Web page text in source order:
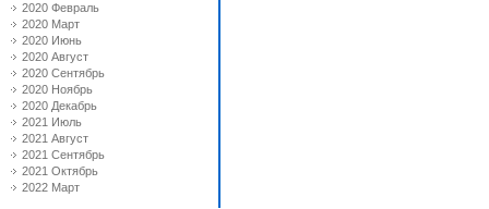
2020 Февраль
2020 Март
2020 Июнь
2020 Август
2020 Сентябрь
2020 Ноябрь
2020 Декабрь
2021 Июль
2021 Август
2021 Сентябрь
2021 Октябрь
2022 Март